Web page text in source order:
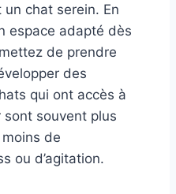
chat serein. En
espace adapté dès
de prendre
des
qui ont accès à
souvent plus
de
ou d’agitation.